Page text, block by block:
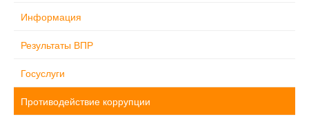
Информация
Результаты ВПР
Госуслуги
Противодействие коррупции